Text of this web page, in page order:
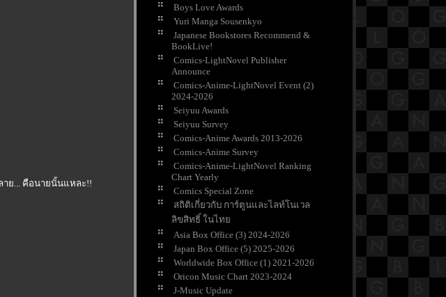
าย... คือนายนั้นแหละ!!
Boys Love Awards
Yuri Manga Sousenkyo
Japanese Bookstores Recommend &
BookLive!
Comics-LightNovel Publisher
Announce
Comics-Anime-LightNovel Event (2)
2024-2026
Seiyuu Awards
Seiyuu Survey
Comics-Anime Awards 2013-2026
Comics-Anime Survey
Comics-Anime-LightNovel Ranking
Chart Yearly
Comics Special Zone
สถิติเกี่ยวกับ การ์ตูนและไลท์โนเวล
ลิขสิทธิ์ ในไท
Asia Box Office (3) 2024-2026
Japan Box Office (5) 2025-2026
Worldwide Box Office (1) 2021-2026
Oricon Music Chart 2023-2024
J-Music Update